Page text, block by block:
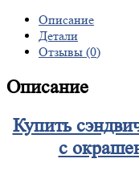
Описание
Детали
Отзывы (0)
Описание
Купить
с